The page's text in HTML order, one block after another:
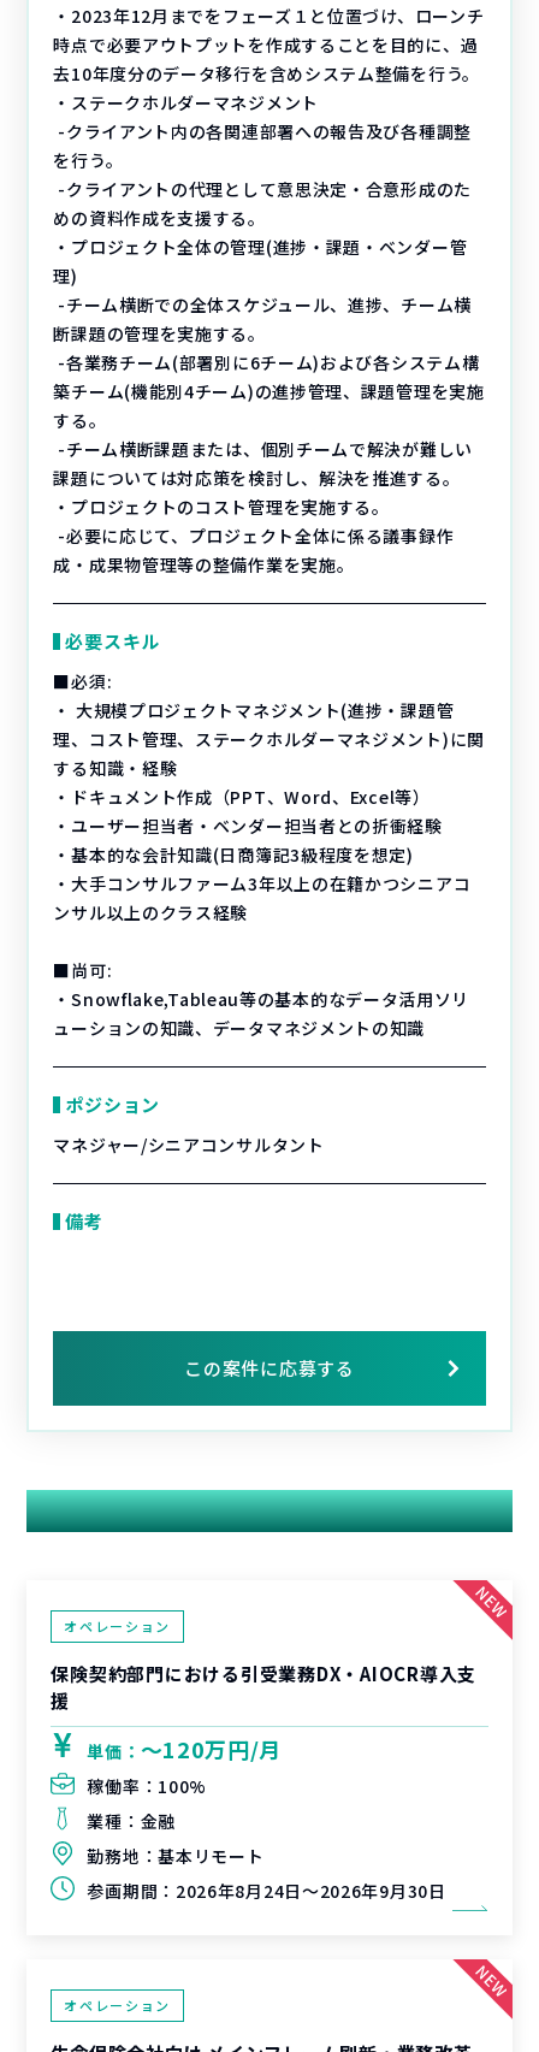
・2023年12月までをフェーズ１と位置づけ、ローンチ
時点で必要アウトプットを作成することを目的に、過
去10年度分のデータ移行を含めシステム整備を行う。
・ステークホルダーマネジメント
-クライアント内の各関連部署への報告及び各種調整
を行う。
-クライアントの代理として意思決定・合意形成のた
めの資料作成を支援する。
・プロジェクト全体の管理(進捗・課題・ベンダー管
理)
-チーム横断での全体スケジュール、進捗、チーム横
断課題の管理を実施する。
-各業務チーム(部署別に6チーム)および各システム構
築チーム(機能別4チーム)の進捗管理、課題管理を実施
する。
-チーム横断課題または、個別チームで解決が難しい
課題については対応策を検討し、解決を推進する。
・プロジェクトのコスト管理を実施する。
-必要に応じて、プロジェクト全体に係る議事録作
成・成果物管理等の整備作業を実施。
必要スキル
■必須:
・ 大規模プロジェクトマネジメント(進捗・課題管
理、コスト管理、ステークホルダーマネジメント)に関
する知識・経験
・ドキュメント作成（PPT、Word、Excel等）
・ユーザー担当者・ベンダー担当者との折衝経験
・基本的な会計知識(日商簿記3級程度を想定)
・大手コンサルファーム3年以上の在籍かつシニアコ
ンサル以上のクラス経験
■尚可:
・Snowflake,Tableau等の基本的なデータ活用ソリ
ューションの知識、データマネジメントの知識
ポジション
マネジャー/シニアコンサルタント
備考
この案件に応募する
関連する案件
オペレーション
保険契約部門における引受業務DX・AIOCR導入支
援
単価： 〜120万円/月
稼働率： 100%
業種： 金融
勤務地：基本リモート
参画期間： 2026年8月24日～2026年9月30日
オペレーション